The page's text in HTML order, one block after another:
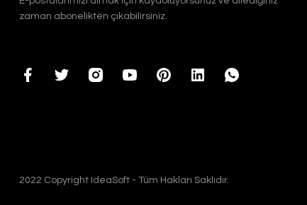
zaman abonelikten çıkabilirsiniz.
2022 Copyright IdeaSoft - Tüm Hakları Saklıdır.